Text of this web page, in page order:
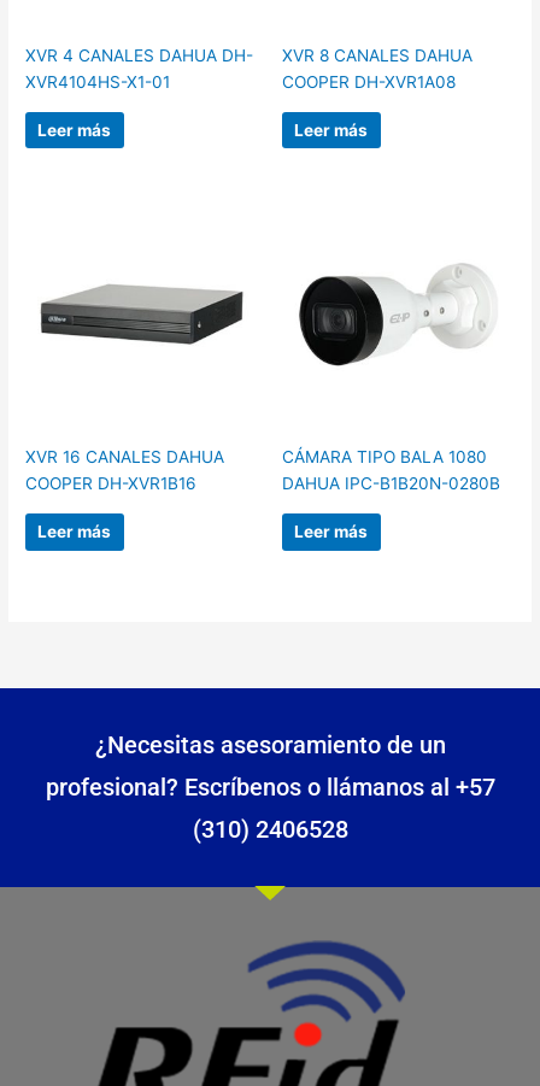
XVR 4 CANALES DAHUA DH-
XVR4104HS-X1-01
Leer más
XVR 8 CANALES DAHUA
COOPER DH-XVR1A08
Leer más
XVR 16 CANALES DAHUA
COOPER DH-XVR1B16
Leer más
CÁMARA TIPO BALA 1080
DAHUA IPC-B1B20N-0280B
Leer más
¿Necesitas asesoramiento de un
profesional? Escríbenos o llámanos al +57
(310) 2406528